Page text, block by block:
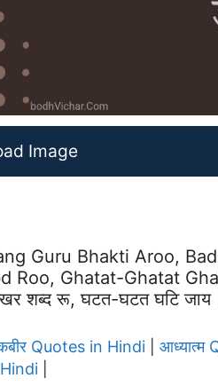
Image
Guru Bhakti Aroo,
Roo, Ghatat-Ghatat
शब्द रू, घटत-घटत घटि जाय ||
Quotes in Hindi आध्यात्म